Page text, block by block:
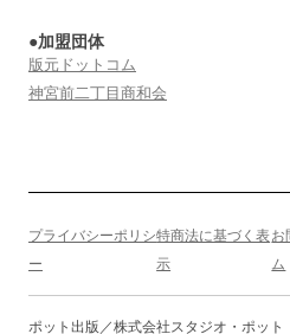
ナ
ビ
●加盟団体
版元ドットコム
神宮前二丁目商和会
プライバシーポリシ
ー
特商法に基づく表
示
お
ム
ポット出版／株式会社スタジオ・ポット